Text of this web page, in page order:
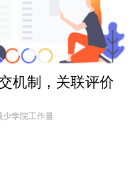
少学院工作量
机制，关联评价